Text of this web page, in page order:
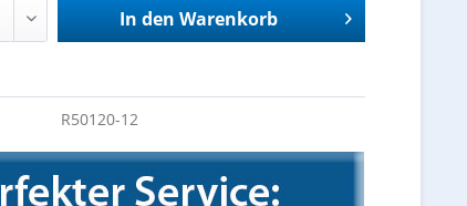
In den Warenkorb
R50120-12